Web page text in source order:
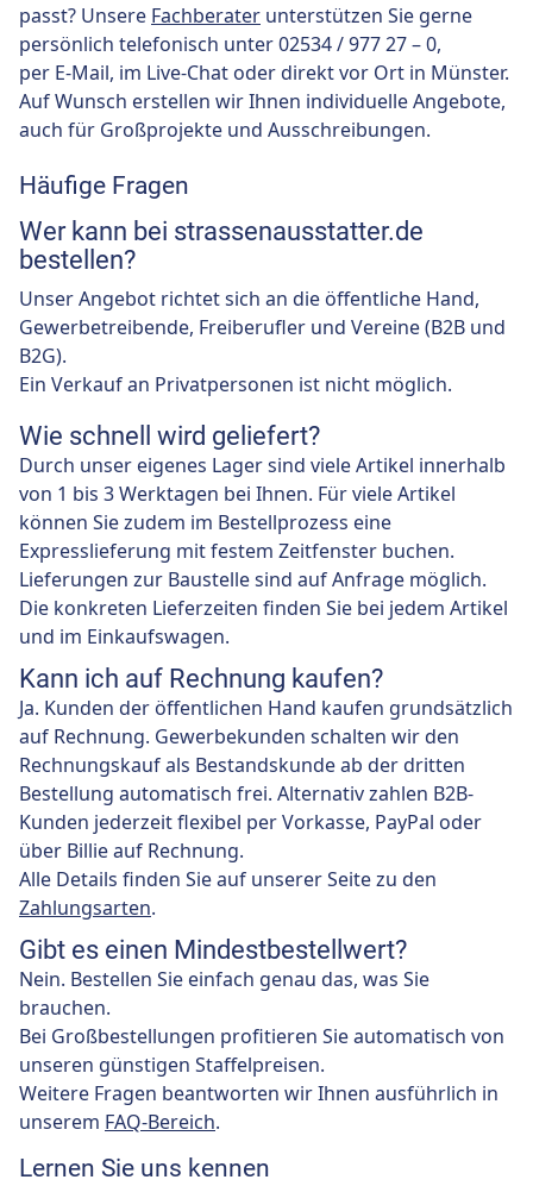
passt? Unsere Fachberater unterstützen Sie gerne
persönlich telefonisch unter 02534 / 977 27 – 0,
per E-Mail, im Live-Chat oder direkt vor Ort in Münster.
Auf Wunsch erstellen wir Ihnen individuelle Angebote,
auch für Großprojekte und Ausschreibungen.
Häufige Fragen
Wer kann bei strassenausstatter.de
bestellen?
Unser Angebot richtet sich an die öffentliche Hand,
Gewerbetreibende, Freiberufler und Vereine (B2B und
B2G).
Ein Verkauf an Privatpersonen ist nicht möglich.
Wie schnell wird geliefert?
Durch unser eigenes Lager sind viele Artikel innerhalb
von 1 bis 3 Werktagen bei Ihnen. Für viele Artikel
können Sie zudem im Bestellprozess eine
Expresslieferung mit festem Zeitfenster buchen.
Lieferungen zur Baustelle sind auf Anfrage möglich.
Die konkreten Lieferzeiten finden Sie bei jedem Artikel
und im Einkaufswagen.
Kann ich auf Rechnung kaufen?
Ja. Kunden der öffentlichen Hand kaufen grundsätzlich
auf Rechnung. Gewerbekunden schalten wir den
Rechnungskauf als Bestandskunde ab der dritten
Bestellung automatisch frei. Alternativ zahlen B2B-
Kunden jederzeit flexibel per Vorkasse, PayPal oder
über Billie auf Rechnung.
Alle Details finden Sie auf unserer Seite zu den
Zahlungsarten.
Gibt es einen Mindestbestellwert?
Nein. Bestellen Sie einfach genau das, was Sie
brauchen.
Bei Großbestellungen profitieren Sie automatisch von
unseren günstigen Staffelpreisen.
Weitere Fragen beantworten wir Ihnen ausführlich in
unserem FAQ-Bereich.
Lernen Sie uns kennen